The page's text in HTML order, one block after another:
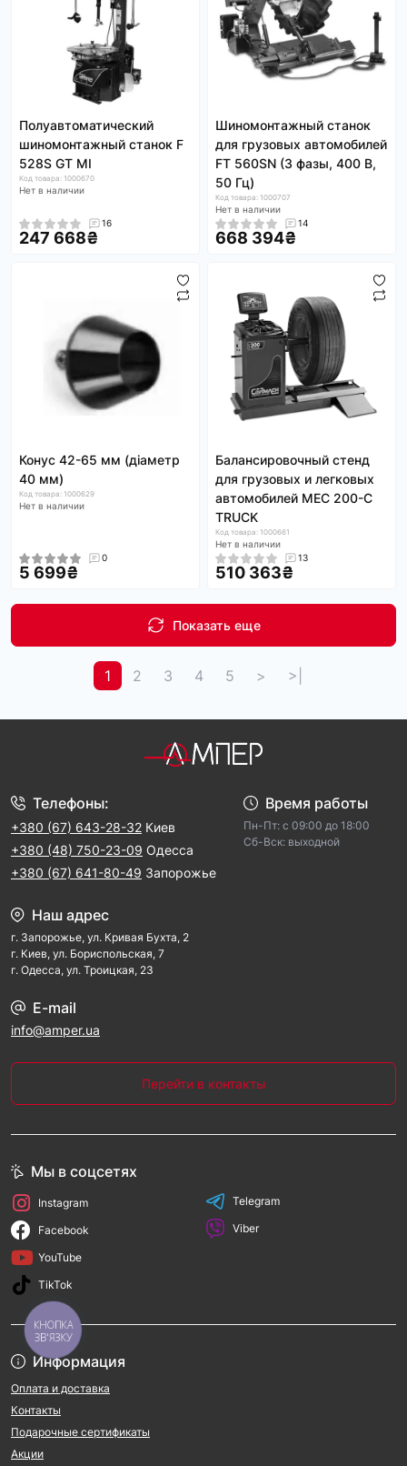
Полуавтоматический
шиномонтажный станок F
528S GT MI
Код товара: 1000670
Нет в наличии
16
247 668₴
Шиномонтажный станок
для грузовых автомобилей
FT 560SN (3 фазы, 400 В,
50 Гц)
Код товара: 1000707
Нет в наличии
14
668 394₴
Конус 42-65 мм (діаметр
40 мм)
Код товара: 1000629
Нет в наличии
0
5 699₴
Балансировочный стенд
для грузовых и легковых
автомобилей MEC 200-C
TRUCK
Код товара: 1000661
Нет в наличии
13
510 363₴
Показать еще
1 2 3 4 5 > >|
Телефоны:
+380 (67) 643-28-32 Киев
+380 (48) 750-23-09 Одесса
+380 (67) 641-80-49 Запорожье
Время работы
Пн-Пт: с 09:00 до 18:00
Cб-Вск: выходной
Наш адрес
г. Запорожье, ул. Кривая Бухта, 2
г. Киев, ул. Бориспольская, 7
г. Одесса, ул. Троицкая, 23
E-mail
info@amper.ua
Перейти в контакты
Информация
Оплата и доставка
Контакты
Подарочные сертификаты
Акции
Мы в соцсетях
Instagram
Facebook
YouTube
TikTok
Telegram
Viber
КНОПКА
ЗВ'ЯЗКУ